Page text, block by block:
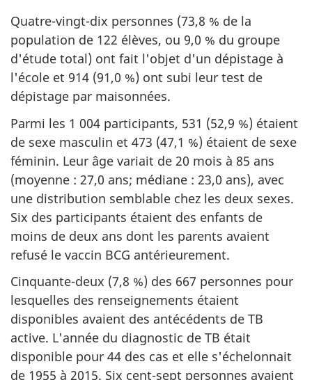
l
a
f
i
g
u
r
e
2
Quatre-vingt-dix personnes (73,8 % de la
population de 122 élèves, ou 9,0 % du groupe
d'étude total) ont fait l'objet d'un dépistage à
l'école et 914 (91,0 %) ont subi leur test de
dépistage par maisonnées.
Parmi les 1 004 participants, 531 (52,9 %) étaient
de sexe masculin et 473 (47,1 %) étaient de sexe
féminin. Leur âge variait de 20 mois à 85 ans
(moyenne : 27,0 ans; médiane : 23,0 ans), avec
une distribution semblable chez les deux sexes.
Six des participants étaient des enfants de
moins de deux ans dont les parents avaient
refusé le vaccin BCG antérieurement.
Cinquante-deux (7,8 %) des 667 personnes pour
lesquelles des renseignements étaient
disponibles avaient des antécédents de TB
active. L'année du diagnostic de TB était
disponible pour 44 des cas et elle s'échelonnait
de 1955 à 2015. Six cent-sept personnes avaient